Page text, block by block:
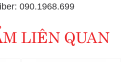
090.1968.699
LIÊN QUAN